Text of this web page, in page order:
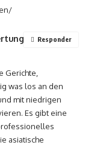
Gerichte,
was los an den
mit niedrigen
Es gibt eine
asiatische
Responder